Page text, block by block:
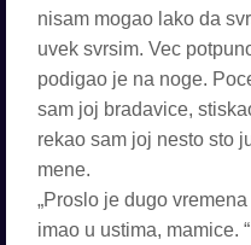
nisam mogao lako da
uvek svrsim. Vec
podigao je na noge.
sam joj bradavice,
rekao sam joj nesto sto
mene.
„Proslo je dugo
imao u ustima, mamice. “